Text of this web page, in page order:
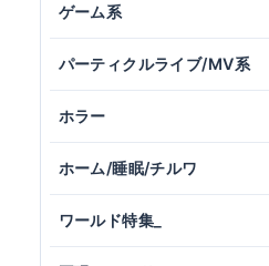
ゲーム系
パーティクルライブ/MV系
ホラー
ホーム/睡眠/チルワ
ワールド特集_